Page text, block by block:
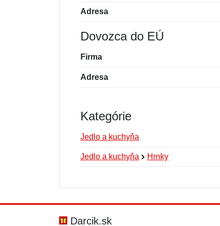
Adresa
Dovozca do EÚ
Firma
Adresa
Kategórie
Jedlo a kuchyňa
Jedlo a kuchyňa Hrnky
Darcik.sk